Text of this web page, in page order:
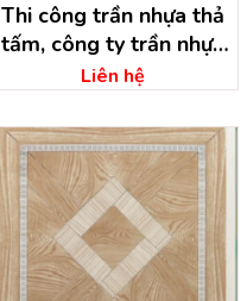
Thi công trần nhựa thả
tấm, công ty trần nhựa
bình dương
Liên hệ